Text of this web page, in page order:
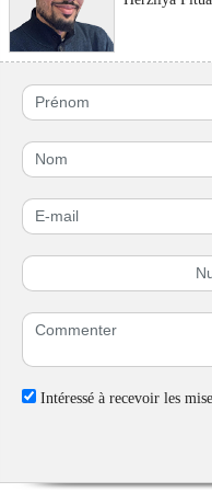
Intéressé à recevoir les